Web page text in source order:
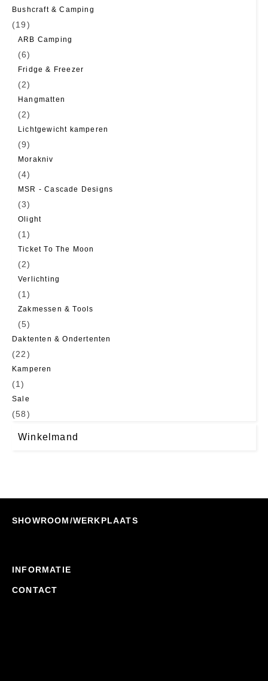
Bushcraft & Camping
(19)
ARB Camping
(6)
Fridge & Freezer
(2)
Hangmatten
(2)
Lichtgewicht kamperen
(9)
Morakniv
(4)
MSR - Cascade Designs
(3)
Olight
(1)
Ticket To The Moon
(2)
Verlichting
(1)
Zakmessen & Tools
(5)
Daktenten & Ondertenten
(22)
Kamperen
(1)
Sale
(58)
Winkelmand
SHOWROOM/WERKPLAATS
INFORMATIE
CONTACT